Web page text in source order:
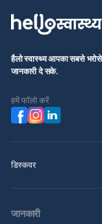
हैलो स्वास्थ्य आपका सबसे
जानकारी दे सके.
हमें फॉलो करें
डिस्कवर
जानकारी